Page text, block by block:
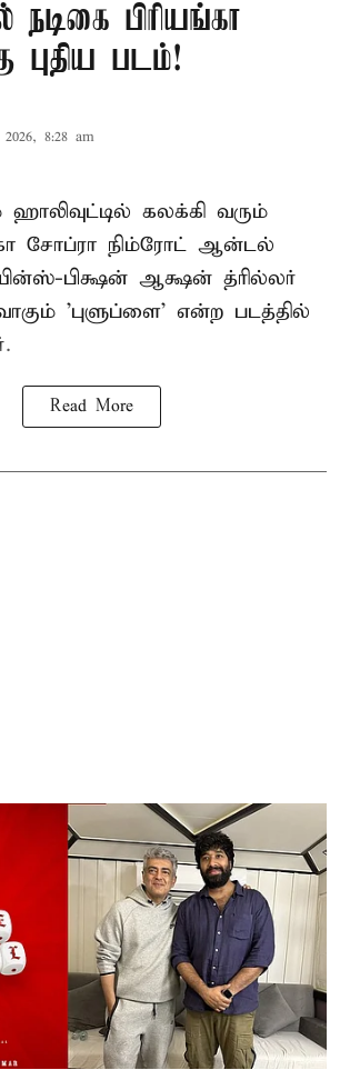
நடிகை பிரியங்கா
புதிய படம்!
8:28 am
ஹாலிவுட்டில் கலக்கி வரும்
சோப்ரா நிம்ரோட் ஆன்டல்
பிக்ஷன் ஆக்ஷன் த்ரில்லர்
'புளுப்ளை' என்ற படத்தில்
Read More